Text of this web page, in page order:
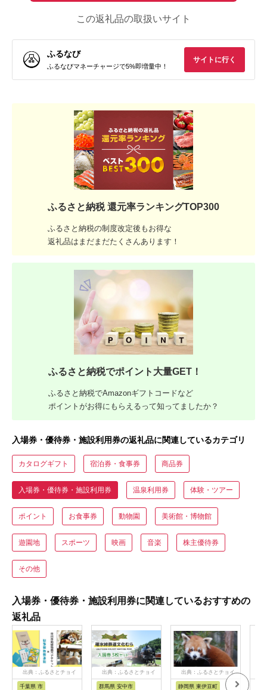
この返礼品の取扱いサイト
ふるなび
ふるなびマネーチャージで5%即増量中！
サイトに行く
ふるさと納税 還元率ランキングTOP300
ふるさと納税の制度改定後もお得な
返礼品はまだまだたくさんあります！
ふるさと納税でポイント大量GET！
ふるさと納税でAmazonギフトコードなど
ポイントがお得にもらえるって知ってましたか？
入場券・優待券・施設利用券の返礼品に関連しているカテゴリ
カタログギフト 宿泊券・食事券 商品券
入場券・優待券・施設利用券 温泉利用券 体験・ツアー
ポイント お食事券 動物園 美術館・博物館
遊園地 スポーツ 映画 音楽 株主優待券
その他
入場券・優待券・施設利用券に関連しているおすすめの
返礼品
出典：ふるさとチョイ
ス
千葉県 市
出典：ふるさとチョイ
ス
群馬県 安中市
出典：ふるさとチョイ
静岡県 東伊豆町